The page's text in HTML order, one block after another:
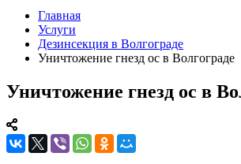
Главная
Услуги
Дезинсекция в Волгограде
Уничтожение гнезд ос в Волгограде
Уничтожение гнезд ос в